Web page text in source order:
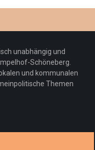
Juli 2026
Summer Sale und
Juli 2026– Neue EU-
14. Juni
Fußball-WM
unabhängig und
Schöneberg.
und kommunalen
Themen